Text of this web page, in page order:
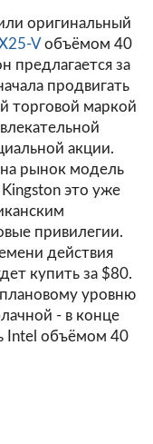
оригинальный
V объёмом 40
предлагается за
продвигать
торговой маркой
акции.
рынок модель
Kingston это уже
привилегии.
действия
купить за $80.
уровню
- в конце
Intel объёмом 40